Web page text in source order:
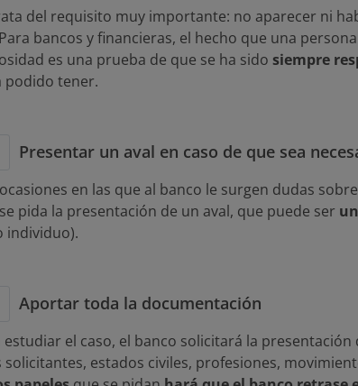
del requisito muy importante: no aparecer ni
bancos y financieras, el hecho que una
es una prueba de que se ha sido siempre
podido tener.
Presentar un aval en caso de que sea
en las que al banco le surgen dudas
pida la presentación de un aval, que puede ser
individuo).
Aportar toda la documentación
estudiar el caso, el banco solicitará la
solicitantes, estados civiles, profesiones,